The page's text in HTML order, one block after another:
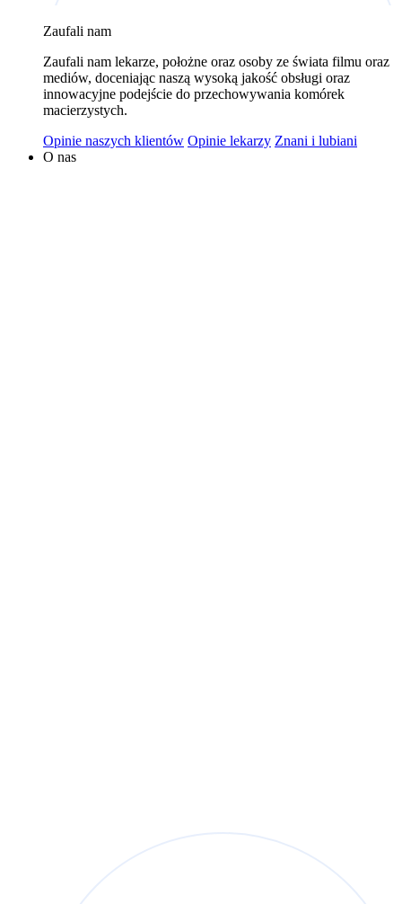
siedzibą w Warszawie. Niezależnymi administratorami
danych mogą być także nasi partnerzy. Informacje na
temat wykorzystywanych plików cookies i przetwarzania
znajduje się wPolityce Prywatności.
Zaufali nam
Zaufali nam lekarze, położne oraz osoby ze świata filmu oraz
mediów, doceniając naszą wysoką jakość obsługi oraz
innowacyjne podejście do przechowywania komórek
macierzystych.
Opinie naszych klientów Opinie lekarzy Znani i lubiani
O nas